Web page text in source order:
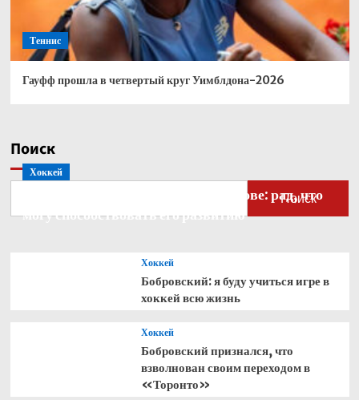
Теннис
Гауфф прошла в четвертый круг Уимблдона-2026
Поиск
Поиск
Хоккей
Бобровский — о голкипере Ахтямове: рад, что
могу способствовать его развитию
Хоккей
Бобровский: я буду учиться игре в
хоккей всю жизнь
Хоккей
Бобровский признался, что
взволнован своим переходом в
«Торонто»